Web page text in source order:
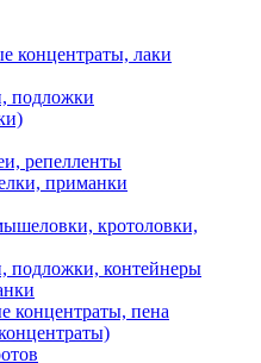
концентраты, лаки
подложки
репелленты
приманки
кротоловки,
подложки, контейнеры
концентраты, пена